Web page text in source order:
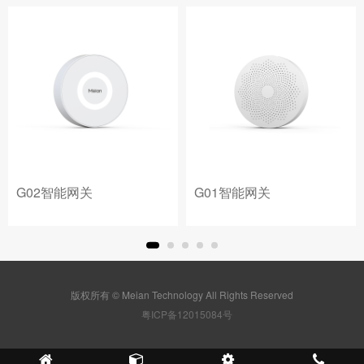
G02智能网关 G01智能网关
版权所有 © Meian Technology All Rights Reserved
粤ICP备12015084号